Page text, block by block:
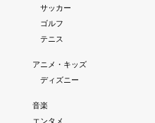
サッカー
ゴルフ
テニス
アニメ・キッズ
ディズニー
音楽
エンタメ